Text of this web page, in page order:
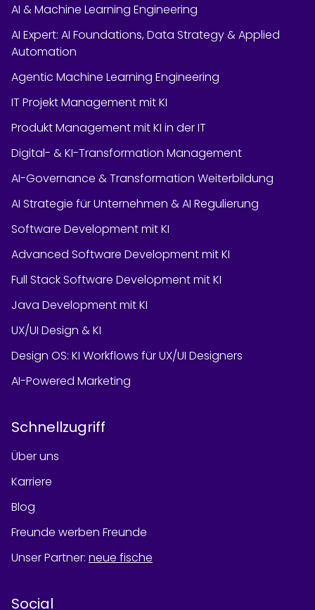
AI & Machine Learning Engineering
AI Expert: AI Foundations, Data Strategy & Applied
Automation
Agentic Machine Learning Engineering
IT Projekt Management mit KI
Produkt Management mit KI in der IT
Digital- & KI-Transformation Management
AI-Governance & Transformation Weiterbildung
AI Strategie für Unternehmen & AI Regulierung
Software Development mit KI
Advanced Software Development mit KI
Full Stack Software Development mit KI
Java Development mit KI
UX/UI Design & KI
Design OS: KI Workflows für UX/UI Designers
AI-Powered Marketing
Schnellzugriff
Über uns
Karriere
Blog
Freunde werben Freunde
Unser Partner: neue fische
Social